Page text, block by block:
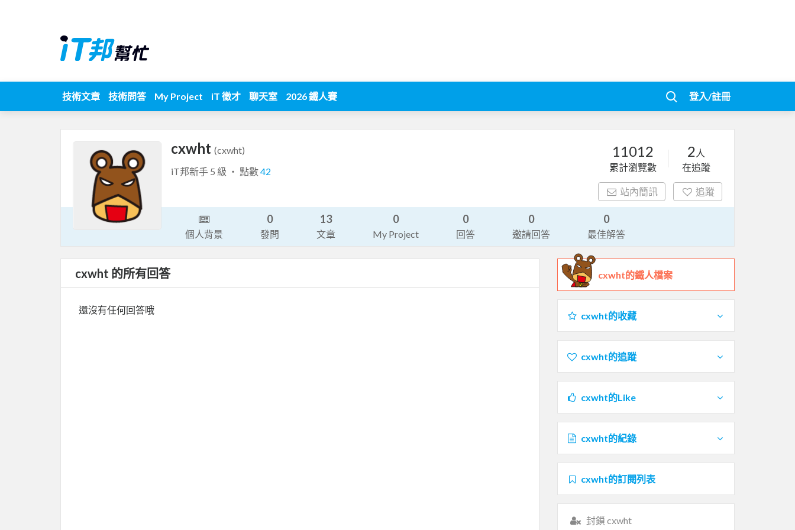
技術文章 技術問答 My Project iT 徵才 聊天室 2026 鐵人賽 登入/註冊
cxwht (cxwht)
iT邦新手 5 級 ‧ 點數42
11012
累計瀏覽數
2 人
在追蹤
站內簡訊 追蹤
個人背景
0
發問
13
文章
0
My Project
0
回答
0
邀請回答
0
最佳解答
cxwht 的所有回答
還沒有任何回答哦
cxwht的鐵人檔案
cxwht的收藏
cxwht的追蹤
cxwht的Like
cxwht的紀錄
cxwht的訂閱列表
封鎖 cxwht